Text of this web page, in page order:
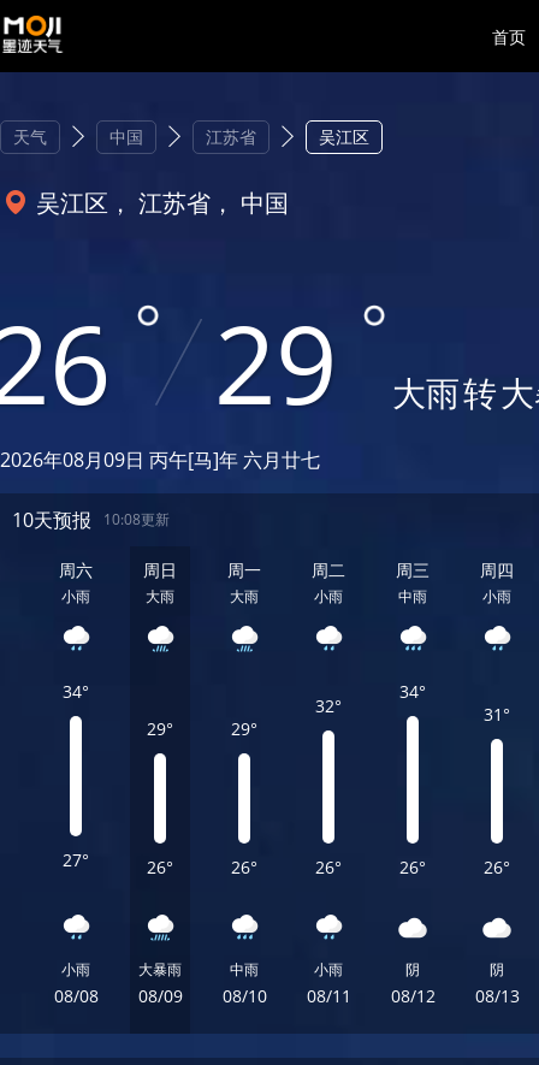
首页
天气 中国 江苏省 吴江区
吴江区， 江苏省， 中国
29 大雨转
2026年08月09日 丙午[马]年 六月廿七
10天预报 10:08更新
周六
小雨
34°
27°
小雨
08/08
周日
大雨
29°
26°
大暴雨
08/09
周一
大雨
29°
26°
中雨
08/10
周二
小雨
32°
26°
小雨
08/11
周三
中雨
34°
26°
阴
08/12
周四
小雨
31°
26°
阴
08/13